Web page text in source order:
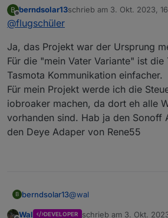
https://forum.iobroker.net/
B
Offline
berndsolar13schrieb am 3. Okt. 2023,
zuletzt editiert von
@flugschüler
Ja, das Projekt war der Ursprung
Für die "mein Vater Variante" ist die
Tasmota Kommunikation einfacher.
Für mein Projekt werde ich die
iobroaker machen, da dort eh alle
vorhanden sind. Hab ja den Sonoff
den Deye Adaper von Rene55
B berndsolar13@wal
Wal DEVELOPER schrieb am 3. Okt.